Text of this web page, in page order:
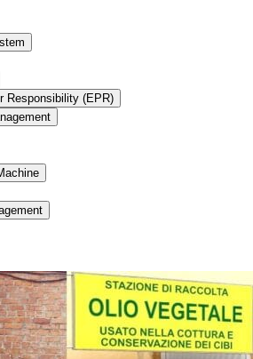
Responsibility (EPR)